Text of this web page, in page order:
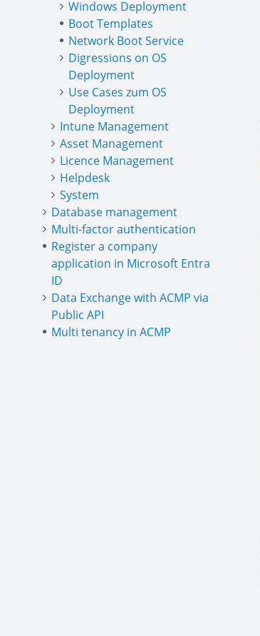
Windows Deployment
Boot Templates
Network Boot Service
Digressions on OS
Deployment
Use Cases zum OS
Deployment
Intune Management
Asset Management
Licence Management
Helpdesk
System
Database management
Multi-factor authentication
Register a company
application in Microsoft Entra
ID
Data Exchange with ACMP via
Public API
Multi tenancy in ACMP